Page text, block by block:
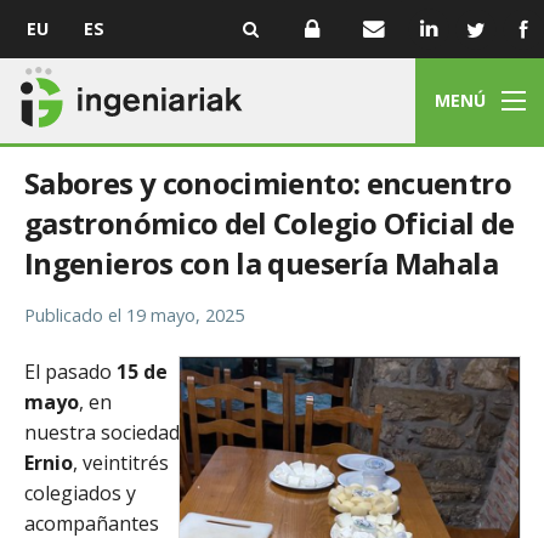
EU ES
MENÚ
Sabores y conocimiento: encuentro
gastronómico del Colegio Oficial de
Ingenieros con la quesería Mahala
Publicado el 19 mayo, 2025
El pasado 15 de
mayo, en
nuestra sociedad
Ernio, veintitrés
colegiados y
acompañantes